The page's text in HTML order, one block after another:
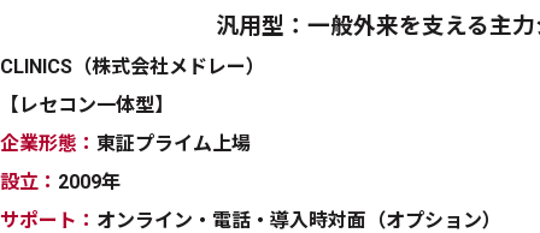
汎用型：一般外来を支える主
CLINICS（株式会社メドレー）
【レセコン一体型】
企業形態： 東証プライム上場
設立： 2009年
サポート： オンライン・電話・導入時対面（オプション）